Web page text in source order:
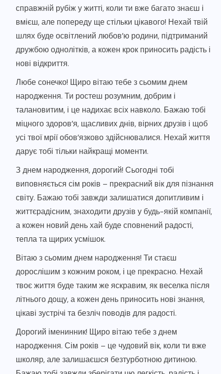
справжній рубіж у житті, коли ти вже багато знаєш і
вмієш, але попереду ще стільки цікавого! Нехай твій
шлях буде освітлений любов’ю родини, підтриманий
дружбою однолітків, а кожен крок приносить радість і
нові відкриття.
Любе сонечко! Щиро вітаю тебе з сьомим днем
народження. Ти ростеш розумним, добрим і
талановитим, і це надихає всіх навколо. Бажаю тобі
міцного здоров’я, щасливих днів, вірних друзів і щоб
усі твої мрії обов’язково здійснювалися. Нехай життя
дарує тобі тільки найкращі моменти.
З днем народження, дорогий! Сьогодні тобі
виповняється сім років – прекрасний вік для пізнання
світу. Бажаю тобі завжди залишатися допитливим і
життєрадісним, знаходити друзів у будь-якій компанії,
а кожен новий день хай буде сповнений радості,
тепла та щирих усмішок.
Вітаю з сьомим днем народження! Ти стаєш
дорослішим з кожним роком, і це прекрасно. Нехай
твоє життя буде таким же яскравим, як веселка після
літнього дощу, а кожен день приносить нові знання,
цікаві зустрічі та безліч поводів для радості.
Дорогий іменинник! Щиро вітаю тебе з днем
народження. Сім років – це чудовий вік, коли ти вже
школяр, але залишаєшся безтурботною дитиною.